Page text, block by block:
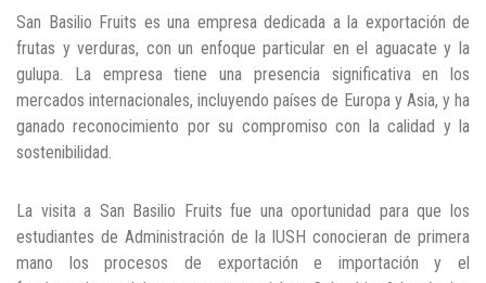
San Basilio Fruits es una empresa dedicada a la exportación de
frutas y verduras, con un enfoque particular en el aguacate y la
gulupa. La empresa tiene una presencia significativa en los
mercados internacionales, incluyendo países de Europa y Asia, y ha
ganado reconocimiento por su compromiso con la calidad y la
sostenibilidad.
La visita a San Basilio Fruits fue una oportunidad para que los
estudiantes de Administración de la IUSH conocieran de primera
mano los procesos de exportación e importación y el
Comunícate con nosotros
Línea de Atención al Cliente
Campus Estadio: CR 70 # 52-49
(+57) (4) 4 600 700
Inscripciones permanentes